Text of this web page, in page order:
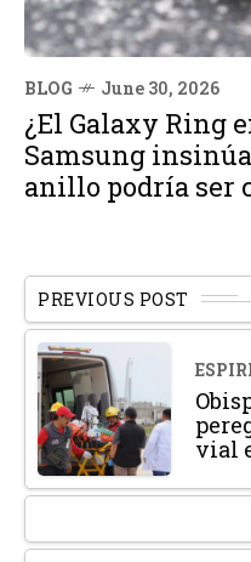
BLOG June 30, 2026
¿El Galaxy Ring
Samsung
anillo podría ser
PREVIOUS POST
vial